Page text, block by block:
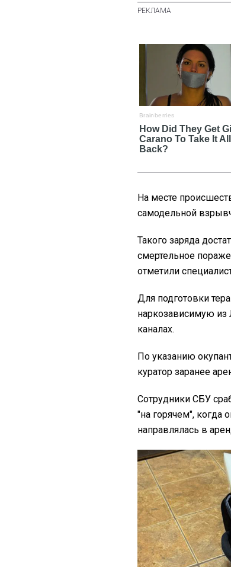
На месте
самодельной
Такого заряда
смертельное
отметили
Для подготовки
наркозависимую из
каналах.
По указанию
куратор заранее
Сотрудники СБУ
"на горячем", когда
направлялась в